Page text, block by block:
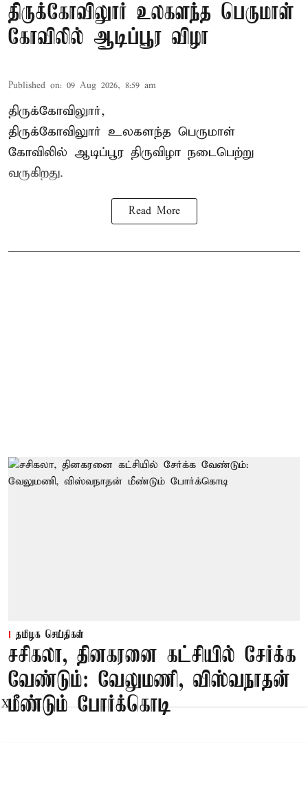
திருக்கோவிலுார் உலகளந்த பெருமாள்
கோவிலில் ஆடிப்பூர விழா
Published on: 09 Aug 2026, 8:59 am
திருக்கோவிலுார்,
திருக்கோவிலுார் உலகளந்த பெருமாள்
கோவிலில் ஆடிப்பூர திருவிழா நடைபெற்று
வருகிறது.
Read More
தமிழக செய்திகள்
சசிகலா, தினகரனை கட்சியில் சேர்க்க
வேண்டும்: வேலுமணி, விஸ்வநாதன்
மீண்டும் போர்க்கொடி
X